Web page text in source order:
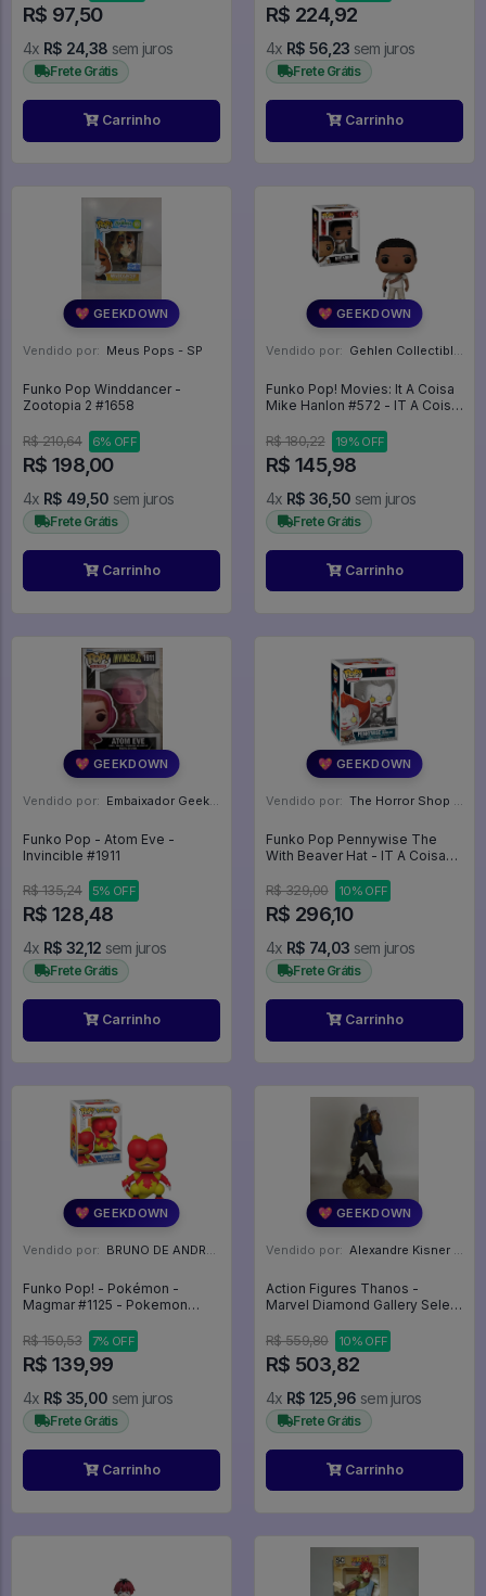
R$ 97,50
4x R$ 24,38 sem juros
Frete Grátis
Carrinho
R$ 224,92
4x R$ 56,23 sem juros
Frete Grátis
Carrinho
💖 GEEKDOWN
Vendido por: Meus Pops - SP
Funko Pop Winddancer -
Zootopia 2 #1658
R$ 210,64 6% OFF
R$ 198,00
4x R$ 49,50 sem juros
Frete Grátis
Carrinho
💖 GEEKDOWN
Vendido por: Gehlen Collectibles - RS
Funko Pop! Movies: It A Coisa
Mike Hanlon #572 - IT A Coisa
R$ 180,22
19% OFF
R$ 145,98
4x R$ 36,50 sem juros
Frete Grátis
Carrinho
💖 GEEKDOWN
Vendido por: Embaixador Geek - SP
Funko Pop - Atom Eve -
Invincible #1911
R$ 135,24 5% OFF
R$ 128,48
4x R$ 32,12 sem juros
Frete Grátis
Carrinho
💖 GEEKDOWN
Vendido por: The Horror Shop - Colecionáveis - MG
Funko Pop Pennywise The
With Beaver Hat - IT A Coisa
R$ 329,00
10% OFF
R$ 296,10
4x R$ 74,03 sem juros
Frete Grátis
Carrinho
💖 GEEKDOWN
Vendido por: BRUNO DE ANDRADE CLEMENTE - SC
Funko Pop! - Pokémon -
Magmar #1125 - Pokemon
R$ 150,53
7% OFF
R$ 139,99
4x R$ 35,00 sem juros
Frete Grátis
Carrinho
💖 GEEKDOWN
Vendido por: Alexandre Kisner - PR
Action Figures Thanos -
Marvel Diamond Gallery Select
R$ 559,80
10% OFF
R$ 503,82
4x R$ 125,96 sem juros
Frete Grátis
Carrinho